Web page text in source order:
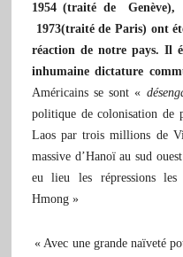
1954 (traité de Genève),
1973(traité de Paris) ont
réaction de notre pays. Il
inhumaine dictature
Américains se sont «
politique de colonisation de
Laos par trois millions de
massive d’Hanoï au sud
eu lieu les répressions les
Hmong »
« Avec une grande naïveté